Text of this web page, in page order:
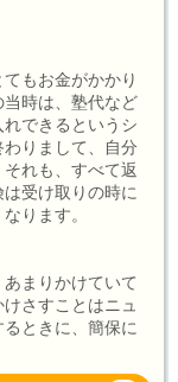
もお金がかかり
時は、塾代など
できるというシ
りまして、自分
れも、すべて返
受け取りの時に
ります。
まりかけていて
さすことはニュ
ときに、簡保に